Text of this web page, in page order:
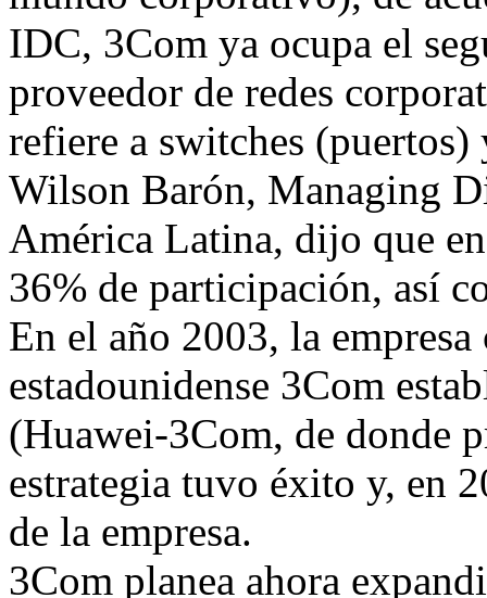
IDC, 3Com ya ocupa el
proveedor de redes
refiere a switches
Wilson Barón, Managing
América Latina, dijo que
36% de participación, así
En el año 2003, la
estadounidense 3Com
(Huawei-3Com, de donde
estrategia tuvo éxito y, en
de la empresa.
3Com planea ahora